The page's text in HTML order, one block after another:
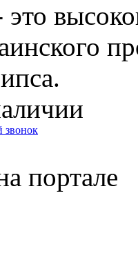
звонок
портале